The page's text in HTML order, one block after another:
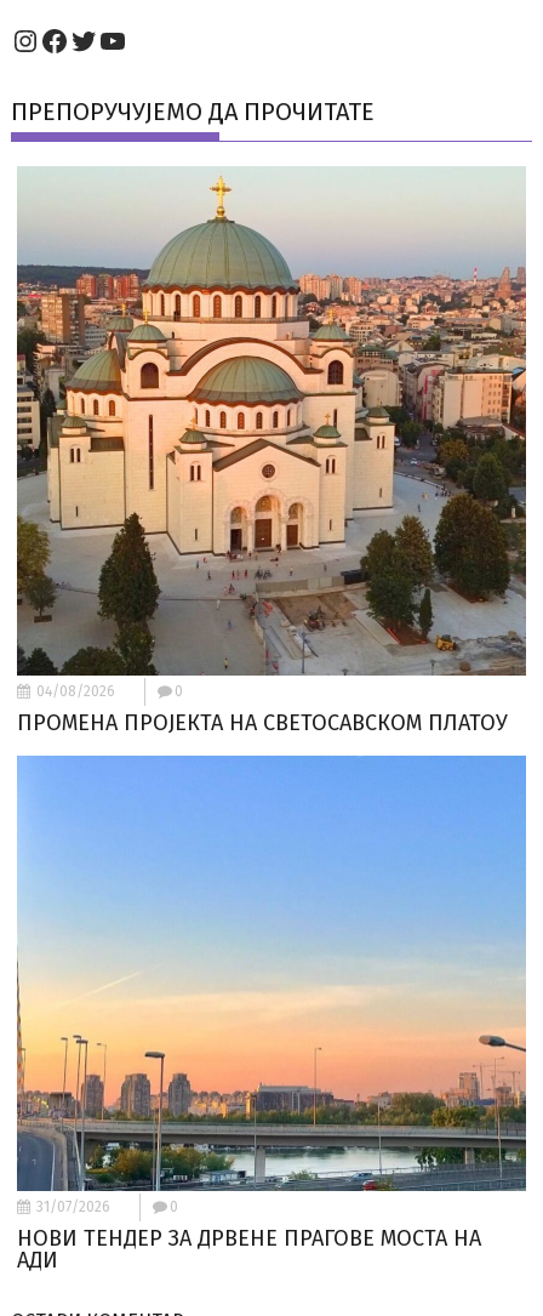
Instagram
Facebook
Twitter
YouTube
ПРЕПОРУЧУЈЕМО ДА ПРОЧИТАТЕ
04/08/2026 0
ПРОМЕНА ПРОЈЕКТА НА СВЕТОСАВСКОМ ПЛАТОУ
31/07/2026 0
НОВИ ТЕНДЕР ЗА ДРВЕНЕ ПРАГОВЕ МОСТА НА
АДИ